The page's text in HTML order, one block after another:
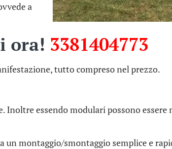
a
ora! 3381404773
tutto compreso nel prezzo.
Inoltre essendo modulari possono essere
un montaggio/smontaggio semplice e